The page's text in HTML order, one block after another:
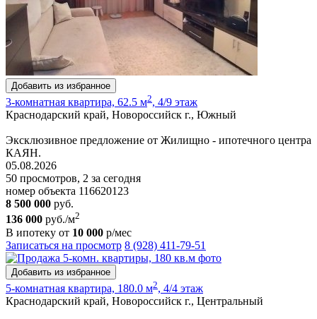
Добавить из избранное
3-комнатная квартира, 62.5 м2, 4/9 этаж
Краснодарский край, Новороссийск г., Южный
Эксклюзивное предложение от Жилищно - ипотечного центра
КАЯН.
05.08.2026
50 просмотров, 2 за сегодня
номер объекта 116620123
8 500 000 руб.
136 000 руб./м2
В ипотеку от 10 000 р/мес
Записаться на просмотр 8 (928) 411-79-51
Добавить из избранное
5-комнатная квартира, 180.0 м2, 4/4 этаж
Краснодарский край, Новороссийск г., Центральный